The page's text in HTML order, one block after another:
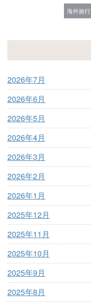
海外旅行
2026年7月
2026年6月
2026年5月
2026年4月
2026年3月
2026年2月
2026年1月
2025年12月
2025年11月
2025年10月
2025年9月
2025年8月